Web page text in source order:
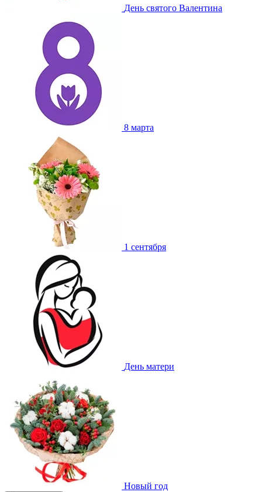
День святого Валентина
8 марта
1 сентября
День матери
Новый год